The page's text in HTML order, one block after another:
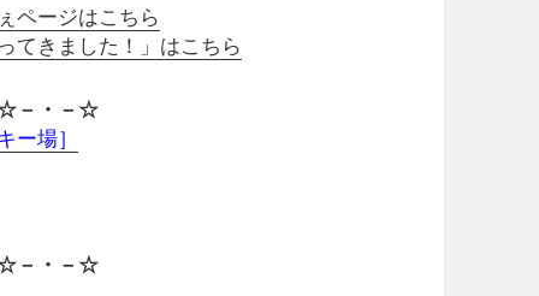
ページはこちら
てきました！」はこちら
－・－☆
場］
－・－☆